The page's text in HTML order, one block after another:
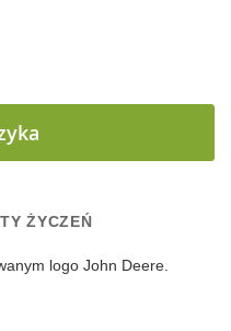
ŻYCZEŃ
logo John Deere.